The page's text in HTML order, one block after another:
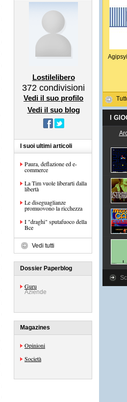
Lostilelibero
372 condivisioni
Vedi il suo profilo
Vedi il suo blog
I suoi ultimi articoli
Paura, deflazione ed e-
commerce
La Tim vuole liberarti dalla
libertà
Le diseguaglianze
promuovono la ricchezza
I "draghi" sputafuoco della
Bce
Vedi tutti
Dossier Paperblog
Guru
Aziende
Magazines
Opinioni
Società
I